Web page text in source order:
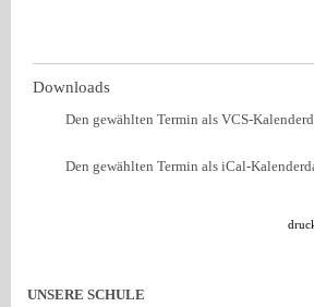
UNSERE SCHULE
Downloads
Den gewählten Termin als VCS-
Den gewählten Termin als iCal-